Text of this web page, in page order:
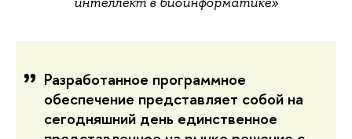
Разработанное программное
обеспечение представляет собой на
сегодняшний день единственное